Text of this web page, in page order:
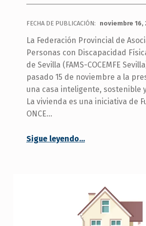
FECHA DE PUBLICACIÓN: noviembre 16,
La Federación Provincial de
Personas con Discapacidad
de Sevilla (FAMS-COCEMFE
pasado 15 de noviembre a la
una casa inteligente, sostenible
La vivienda es una iniciativa de
ONCE…
Sigue leyendo“FAMS-COCEMFE Sevilla asiste a la presentación de una casa inteligente”
…